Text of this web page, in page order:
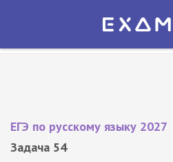
Экзамер — ЕГЭ 2027
ЕГЭ по русскому языку 2027
Задача 54